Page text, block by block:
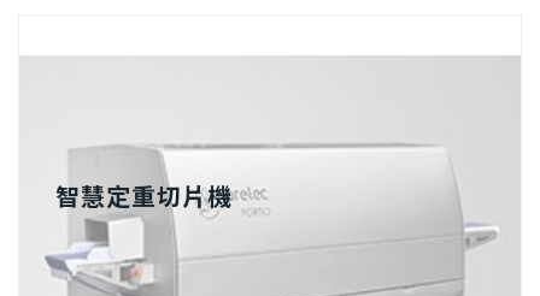
智慧定重切片機